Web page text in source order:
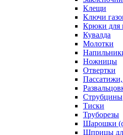
Клещи
Ключи
Крюки для
Кувалда
Молотки
Ножницы
Отвертки
Пассатижи,
Струбцины
Тиски
Труборезы
Шарошки
Шприцы